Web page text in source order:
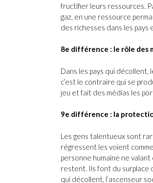
fructifier leurs ressources.
gaz, en une ressource
des richesses dans les pays
8e différence : le rôle des
Dans les pays qui décollent,
c’est le contraire qui se
jeu et fait des médias les
9e différence : la
Les gens talentueux sont
régressent les voient
personne humaine ne
restent. Ils font du surplace
qui décollent, l’ascenseur